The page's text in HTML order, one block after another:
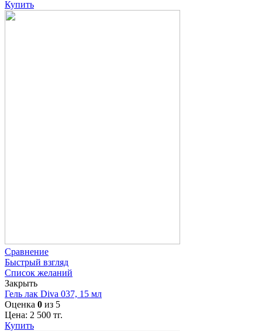
Купить
Сравнение
Быстрый взгляд
Список желаний
Закрыть
Гель лак Diva 037, 15 мл
Оценка 0 из 5
Цена: 2 500 тг.
Купить